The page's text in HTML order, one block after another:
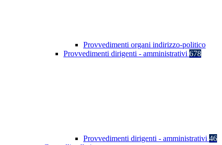
Provvedimenti organi indirizzo-politico
Provvedimenti dirigenti - amministrativi 678
Provvedimenti dirigenti - amministrativi 46